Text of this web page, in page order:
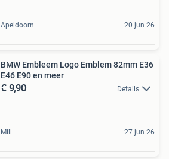
Apeldoorn 20 jun 26
BMW Embleem Logo Emblem 82mm E36
E46 E90 en meer
€ 9,90 Details
Mill 27 jun 26